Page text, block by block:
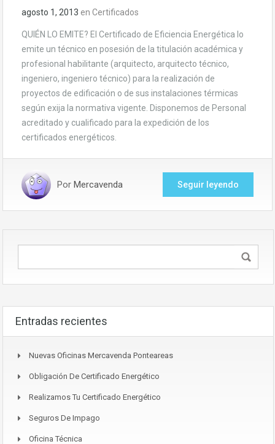
agosto 1, 2013 en Certificados
QUIÉN LO EMITE? El Certificado de Eficiencia Energética lo
emite un técnico en posesión de la titulación académica y
profesional habilitante (arquitecto, arquitecto técnico,
ingeniero, ingeniero técnico) para la realización de
proyectos de edificación o de sus instalaciones térmicas
según exija la normativa vigente. Disponemos de Personal
acreditado y cualificado para la expedición de los
certificados energéticos.
Por Mercavenda Seguir leyendo
Entradas recientes
Nuevas Oficinas Mercavenda Ponteareas
Obligación De Certificado Energético
Realizamos Tu Certificado Energético
Seguros De Impago
Oficina Técnica